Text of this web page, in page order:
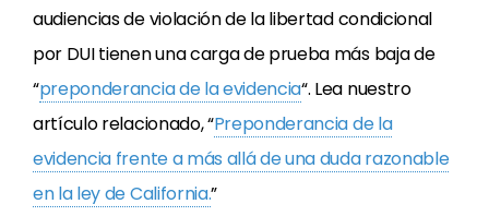
audiencias de violación de la libertad condicional
por DUI tienen una carga de prueba más baja de
“preponderancia de la evidencia“. Lea nuestro
artículo relacionado, “Preponderancia de la
evidencia frente a más allá de una duda razonable
en la ley de California.”